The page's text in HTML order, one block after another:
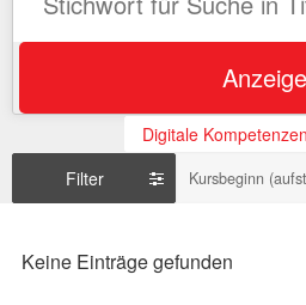
Digitale Kompetenzen
Filter
Kursbeginn
Keine Einträge gefunden